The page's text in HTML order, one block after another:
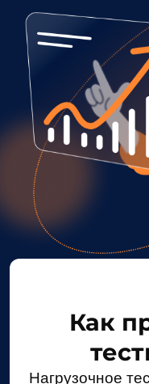
Как
Нагрузочное
на платформе LDM,
в микросервисной
с использованием
(версия 3.9.5),
Maven. Испытания
в конфигурации